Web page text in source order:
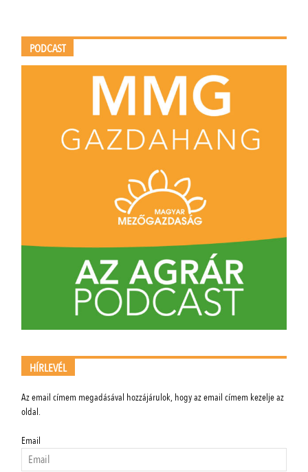
PODCAST
HÍRLEVÉL
Az email címem megadásával hozzájárulok, hogy az email címem kezelje az
oldal.
Email